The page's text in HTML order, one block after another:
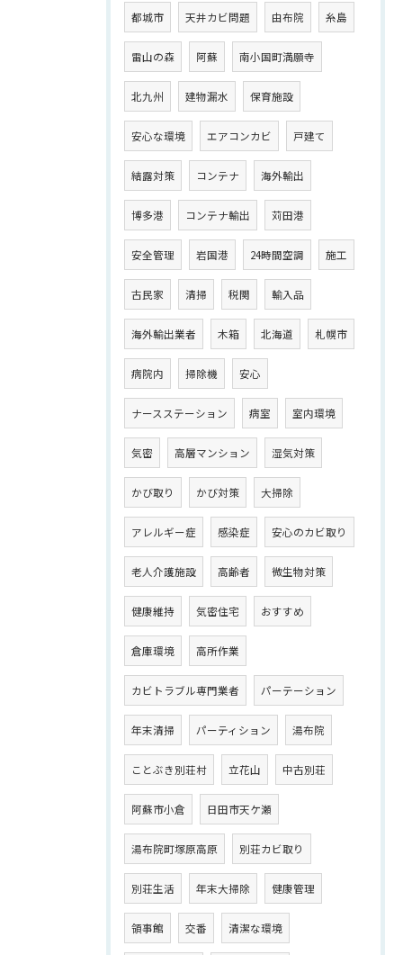
都城市 天井カビ問題 由布院 糸島
雷山の森 阿蘇 南小国町満願寺
北九州 建物漏水 保育施設
安心な環境 エアコンカビ 戸建て
結露対策 コンテナ 海外輸出
博多港 コンテナ輸出 苅田港
安全管理 岩国港 24時間空調 施工
古民家 清掃 税関 輸入品
海外輸出業者 木箱 北海道 札幌市
病院内 掃除機 安心
ナースステーション 病室 室内環境
気密 高層マンション 湿気対策
かび取り かび対策 大掃除
アレルギー症 感染症 安心のカビ取り
老人介護施設 高齢者 微生物対策
健康維持 気密住宅 おすすめ
倉庫環境 高所作業
カビトラブル専門業者 パーテーション
年末清掃 パーティション 湯布院
ことぶき別荘村 立花山 中古別荘
阿蘇市小倉 日田市天ケ瀬
湯布院町塚原高原 別荘カビ取り
別荘生活 年末大掃除 健康管理
領事館 交番 清潔な環境